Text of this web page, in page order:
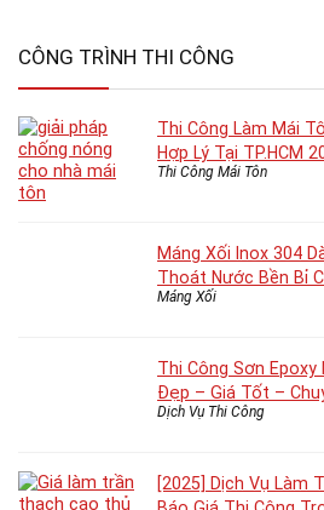
CÔNG TRÌNH THI CÔNG
Thi Công Làm Mái
Hợp Lý Tại TP.HCM
Thi Công Mái Tôn
Máng Xối Inox 304
Thoát Nước Bền Bỉ
Máng Xối
Thi Công Sơn
Đẹp – Giá Tốt –
Dịch Vụ Thi Công
[2025] Dịch Vụ Làm